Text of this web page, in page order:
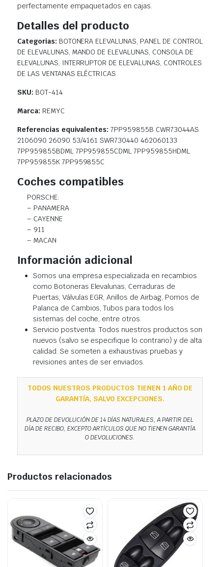
perfectamente empaquetados en cajas.
Detalles del producto
Categorias: BOTONERA ELEVALUNAS, PANEL DE CONTROL
DE ELEVALUNAS, MANDO DE ELEVALUNAS, CONSOLA DE
ELEVALUNAS, INTERRUPTOR DE ELEVALUNAS, CONTROLES
DE LAS VENTANAS ELÉCTRICAS
SKU: BOT-414
Marca: REMYC
Referencias equivalentes:7PP959855B CWR73044AS
2106090 26090 53/4161 SWR730440 462060133
7PP959855BDML 7PP959855CDML 7PP959855HDML
7PP959855K 7PP959855C
Coches compatibles
PORSCHE:
– PANAMERA
– CAYENNE
– 911
– MACAN
Información adicional
Somos una empresa especializada en recambios
como Botoneras Elevalunas, Cerraduras de
Puertas, Válvulas EGR, Anillos de Airbag, Pomos de
Palanca de Cambios, Tubos para todos los
sistemas del coche, entre otros.
Servicio postventa: Todos nuestros productos son
nuevos (salvo se especifique lo contrario) y de alta
calidad. Se someten a exhaustivas pruebas y
revisiones antes de ser enviados.
TODOS NUESTROS PRODUCTOS TIENEN 1 AÑO DE
GARANTÍA, SALVO EXCEPCIONES.
PLAZO DE DEVOLUCIÓN DE 14 DÍAS NATURALES, A PARTIR DEL
DÍA DE RECIBO, EXCEPTO ARTÍCULOS QUE NO TIENEN GARANTÍA
O DEVOLUCIONES.
Productos relacionados